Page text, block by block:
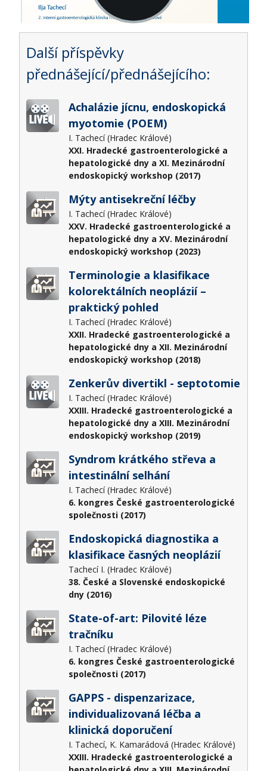
Další příspěvky
přednášející/přednášejícího:
Achalázie jícnu, endoskopická
myotomie (POEM)
I. Tachecí (Hradec Králové)
XXI. Hradecké gastroenterologické a
hepatologické dny a XI. Mezinárodní
endoskopický workshop (2017)
Mýty antisekreční léčby
I. Tachecí (Hradec Králové)
XXV. Hradecké gastroenterologické a
hepatologické dny a XV. Mezinárodní
endoskopický workshop (2023)
Terminologie a klasifikace
kolorektálních neoplázií –
praktický pohled
I. Tachecí (Hradec Králové)
XXII. Hradecké gastroenterologické a
hepatologické dny a XII. Mezinárodní
endoskopický workshop (2018)
Zenkerův divertikl - septotomie
I. Tachecí (Hradec Králové)
XXIII. Hradecké gastroenterologické a
hepatologické dny a XIII. Mezinárodní
endoskopický workshop (2019)
Syndrom krátkého střeva a
intestinální selhání
I. Tachecí (Hradec Králové)
6. kongres České gastroenterologické
společnosti (2017)
Endoskopická diagnostika a
klasifikace časných neoplázií
Tachecí I. (Hradec Králové)
38. České a Slovenské endoskopické
dny (2016)
State-of-art: Pilovité léze
tračníku
I. Tachecí (Hradec Králové)
6. kongres České gastroenterologické
společnosti (2017)
GAPPS - dispenzarizace,
individualizovaná léčba a
klinická doporučení
I. Tachecí, K. Kamarádová (Hradec Králové)
XXIII. Hradecké gastroenterologické a